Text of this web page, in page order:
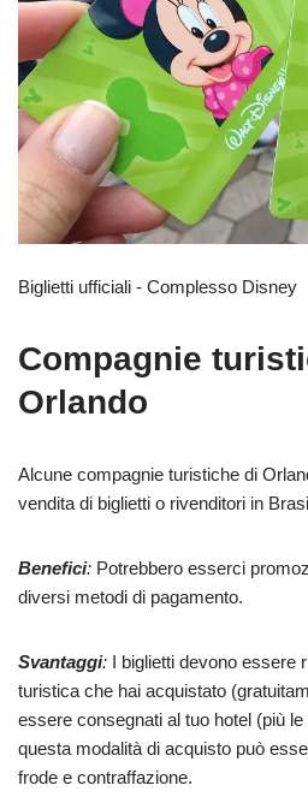
Biglietti ufficiali - Complesso Disney
Compagnie
Orlando
Alcune compagnie turistiche di
vendita di biglietti o rivenditori in
Benefici: Potrebbero esserci
diversi metodi di pagamento.
Svantaggi: I biglietti devono essere
turistica che hai acquistato
essere consegnati al tuo hotel (più
questa modalità di acquisto può
frode e contraffazione.